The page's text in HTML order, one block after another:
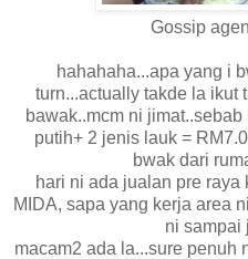
Gossip
hahahaha...apa yang i
turn...actually takde la ikut
bawak..mcm ni
putih+ 2 jenis lauk =
bwak dari
hari ni ada jualan pre
MIDA, sapa yang kerja area
ni sampai
macam2 ada la...sure penuh